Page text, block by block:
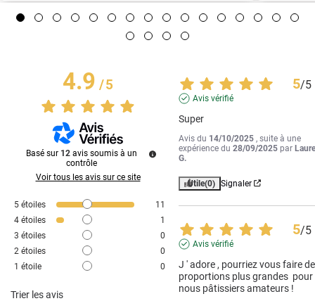
4.9/5
Basé sur 12 avis soumis à un
contrôle
Voir tous les avis sur ce site
5 étoiles
11
4 étoiles
1
3 étoiles
0
2 étoiles
0
1 étoile 0
Trier les avis
5/5
Avis vérifié
Super
Avis du 14/10/2025 , suite à une
expérience du28/09/2025 par
G.
Utile(0) Signaler
5/5
Avis vérifié
J ' adore , pourriez vous faire
proportions plus grandes  pour
nous pâtissiers amateurs !